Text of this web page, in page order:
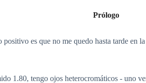
Prólogo
es que no me quedo hasta tarde en
1.80, tengo ojos heterocromáticos - uno